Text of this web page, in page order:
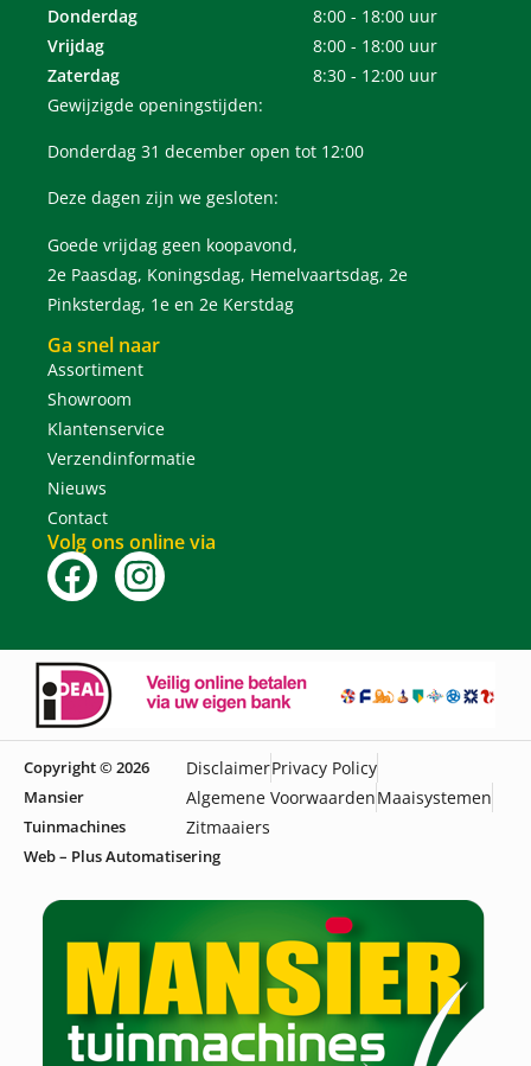
Donderdag
8:00 - 18:00 uur
Vrijdag
8:00 - 18:00 uur
Zaterdag
8:30 - 12:00 uur
Gewijzigde openingstijden:
Donderdag 31 december open tot 12:00
Deze dagen zijn we gesloten:
Goede vrijdag geen koopavond,
2e Paasdag, Koningsdag, Hemelvaartsdag, 2e
Pinksterdag, 1e en 2e Kerstdag
Ga snel naar
Assortiment
Showroom
Klantenservice
Verzendinformatie
Nieuws
Contact
Volg ons online via
Copyright © 2026
Mansier
Tuinmachines
DisclaimerPrivacy Policy
Algemene VoorwaardenMaaisystemen
Zitmaaiers
Web – Plus Automatisering